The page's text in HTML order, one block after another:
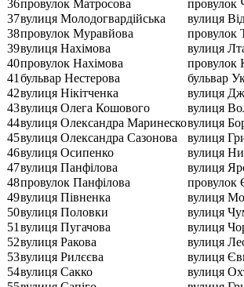
36провулок Матросова
провулок
37вулиця Молодогвардійська
вулиця
38провулок Муравйова
провулок
39вулиця Нахімова
вулиця
40провулок Нахімова
провулок
41 бульвар Нестерова
бульвар
42вулиця Нікітченка
вулиця
43вулиця Олега Кошового
вулиця
44вулиця Олександра Маринесковулиця
45вулиця Олександра Сазонова
вулиця
46вулиця Осипенко
вулиця
47вулиця Панфілова
вулиця
48провулок Панфілова
провулок
49вулиця Півненка
вулиця
50вулиця Половки
вулиця
51 вулиця Пугачова
вулиця
52вулиця Ракова
вулиця
53вулиця Рилєєва
вулиця
54вулиця Сакко
вулиця